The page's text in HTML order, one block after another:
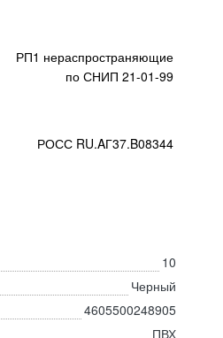
РП1 нераспространяющие
по СНИП 21-01-99
РОСС RU.AГ37.B08344
10
Черный
4605500248905
ПВХ